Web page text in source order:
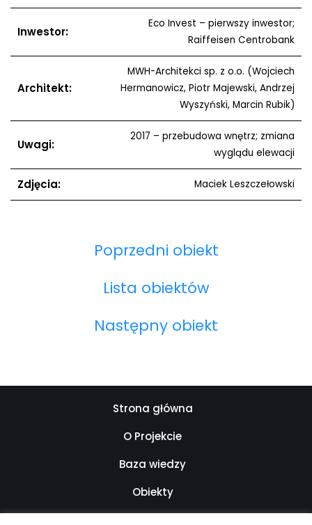
Inwestor:
Eco Invest – pierwszy inwestor;
Raiffeisen Centrobank
Architekt:
MWH-Architekci sp. z o.o. (Wojciech
Hermanowicz, Piotr Majewski, Andrzej
Wyszyński, Marcin Rubik)
Uwagi:
2017 – przebudowa wnętrz; zmiana
wyglądu elewacji
Zdjęcia: Maciek Leszczełowski
Poprzedni obiekt
Lista obiektów
Następny obiekt
Strona główna
O Projekcie
Baza wiedzy
Obiekty